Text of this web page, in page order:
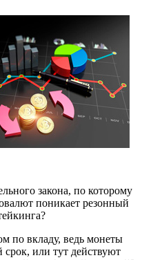
закона, по которому
поникает резонный
по вкладу, ведь монеты
или тут действуют